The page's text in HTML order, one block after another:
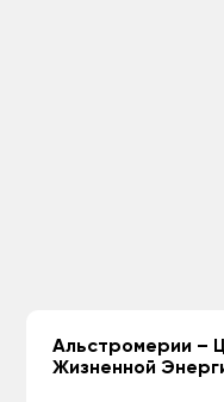
Альстромерии –
Жизненной